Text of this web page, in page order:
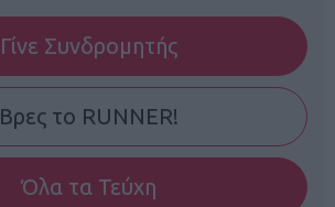
Γίνε Συνδρομητής
Βρες το RUNNER!
Όλα τα Τεύχη